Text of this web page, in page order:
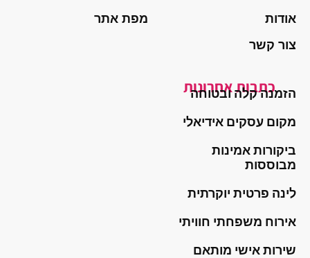
אודות
צור קשר
מפת אתר
כתבות אחרונות
הזמנה קלה ובטוחה
מקום עסקים אידיאלי
ביקורות אמינות
מבוססות
לינה פרטית יוקרתית
אירוח משפחתי חוויתי
שירות אישי מותאם